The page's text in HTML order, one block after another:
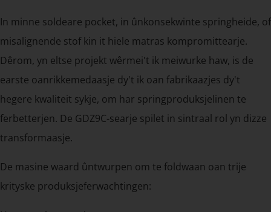
In minne soldeare pocket, in ûnkonsekwinte springheide, of
misalignende stof kin it hiele matras kompromittearje.
Dêrom, yn eltse projekt wêrmei't ik meiwurke haw, is de
earste oanrikkemedaasje dy't ik oan fabrikaazjes dy't
hegere kwaliteit sykje, om har springproduksjelinen te
ferbetterjen. De GDZ9C-searje spilet in sintraal rol yn dizze
transformaasje.
De masine waard ûntwurpen om te foldwaan oan trije
krityske produksjeferwachtingen: